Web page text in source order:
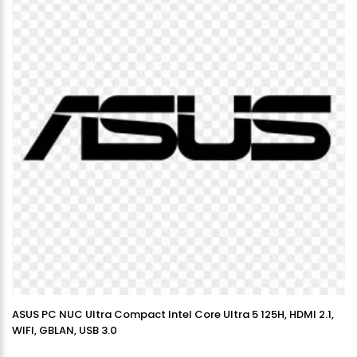
ASUS PC NUC Ultra Compact Intel Core Ultra 5 125H, HDMI 2.1,
WIFI, GBLAN, USB 3.0